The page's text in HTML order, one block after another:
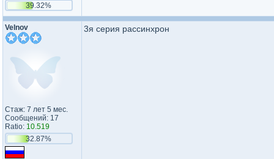
39.32%
Velnov
Стаж: 7 лет 5 мес.
Сообщений: 17
Ratio: 10.519
32.87%
3я серия рассинхрон